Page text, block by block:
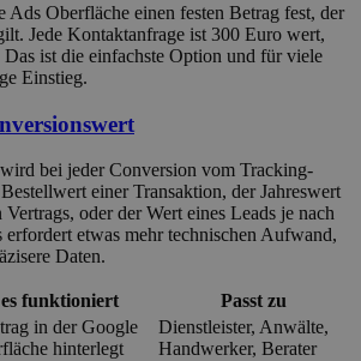
Ads Oberfläche einen festen Betrag fest, der
Jede Kontaktanfrage ist 300 Euro wert,
ist die einfachste Option und für viele
Einstieg.
bei jeder Conversion vom Tracking-
einer Transaktion, der Jahreswert
Vertrags, oder der Wert eines Leads je nach
etwas mehr technischen Aufwand,
Daten.
funktioniert
Passt zu
in der Google
hinterlegt
Dienstleister, Anwälte,
Handwerker, Berater